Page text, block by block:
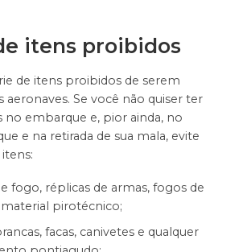
itens proibidos
de itens proibidos de serem
aeronaves. Se você não quiser ter
embarque e, pior ainda, no
e na retirada de sua mala, evite
itens:
fogo, réplicas de armas, fogos de
pirotécnico;
facas, canivetes e qualquer